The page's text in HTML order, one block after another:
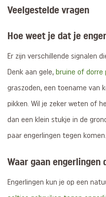
Veelgestelde vragen
Hoe weet je dat je
Er zijn verschillende signalen
Denk aan gele, bruine of dorre
graszoden, een toename van
pikken. Wil je zeker weten of
dan een klein stukje in de
paar engerlingen tegen komen.
Waar gaan engerlingen
Engerlingen kun je op een